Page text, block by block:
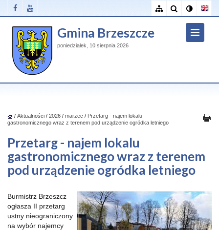
Gmina Brzeszcze
poniedziałek, 10 sierpnia 2026
/ Aktualności / 2026 / marzec / Przetarg - najem lokalu
gastronomicznego wraz z terenem pod urządzenie ogródka letniego
Przetarg - najem lokalu
gastronomicznego wraz z terenem
pod urządzenie ogródka letniego
Burmistrz Brzeszcz
ogłasza II przetarg
ustny nieograniczony
na wybór najemcy